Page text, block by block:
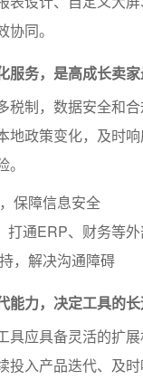
同。
服务，是高成长卖
税制，数据安全和
地政策变化，及时
保障信息安全
打通ERP、财务等
，解决沟通障碍
能力，决定工具的长
具应具备灵活的扩
投入产品迭代、及